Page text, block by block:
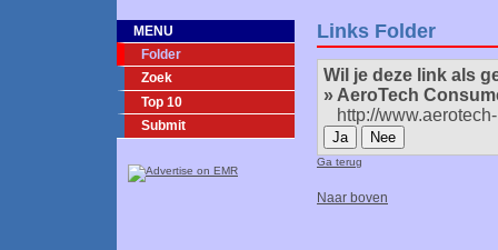
MENU
Folder
Zoek
Top 10
Submit
Links Folder
Wil je deze link als
» AeroTech
http://
Ga terug
Naar boven